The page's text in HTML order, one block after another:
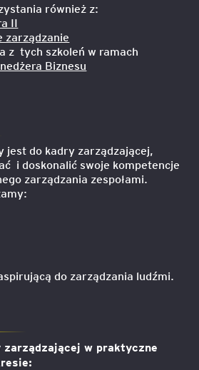
również z:
II
zarządzanie
z tych szkoleń w ramach
Biznesu
jest do kadry zarządzającej,
i doskonalić swoje kompetencje
zarządzania zespołami.
do zarządzania ludźmi.
zarządzającej w praktyczne